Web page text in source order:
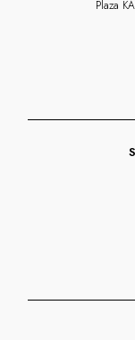
Plaza